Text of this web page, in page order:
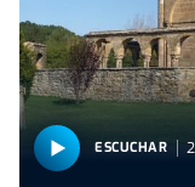
ESCUCHAR